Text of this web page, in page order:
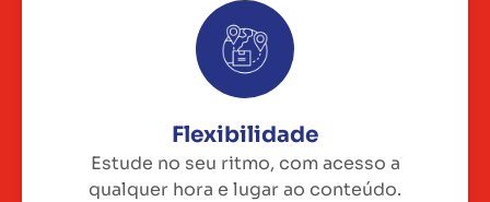
Flexibilidade
Estude no seu ritmo, com acesso a
qualquer hora e lugar ao conteúdo.